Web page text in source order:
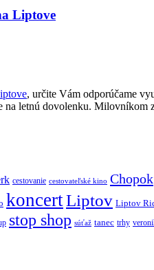
Liptove
, určite Vám odporúčame
na letnú dovolenku. Milovníkom
cestovanie cestovateľské kino Chopok
koncertLiptov Liptov
stop shop súťaž tanec trhy